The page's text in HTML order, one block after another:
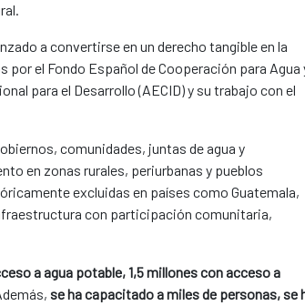
a convertirse en un derecho tangible en la
el Fondo Español de Cooperación para Agua
para el Desarrollo (AECID) y su trabajo con el
comunidades, juntas de agua y
en zonas rurales, periurbanas y pueblos
excluidas en países como Guatemala,
con participación comunitaria,
a agua potable, 1,5 millones con acceso a
se ha capacitado a miles de personas, se